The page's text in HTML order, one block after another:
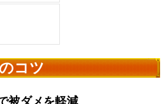
コツ